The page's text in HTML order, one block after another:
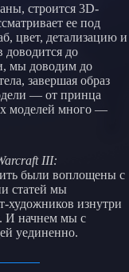
строится 3D-
ее под
цвет, детализацию и
доводится до
мы доводим до
завершая образ
— от принца
моделей много —
III:
были воплощены с
статей мы
художников изнутри
И начнем мы с
уединенно.